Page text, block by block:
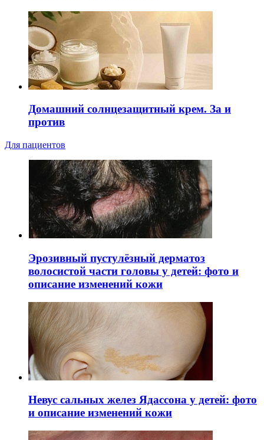
Домашний солнцезащитный крем. За и
против
Для пациентов
Эрозивный пустулёзный дерматоз
волосистой части головы у детей: фото и
описание изменений кожи
Невус сальных желез Ядассона у детей: фото
и описание изменений кожи